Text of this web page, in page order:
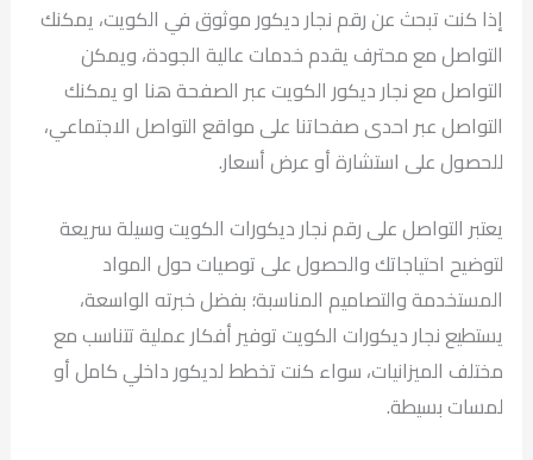
إذا كنت تبحث عن رقم نجار ديكور موثوق في الكويت، يمكنك
التواصل مع محترف يقدم خدمات عالية الجودة، ويمكن
التواصل مع نجار ديكور الكويت عبر الصفحة هنا او يمكنك
التواصل عبر احدى صفحاتنا على مواقع التواصل الاجتماعي،
للحصول على استشارة أو عرض أسعار.
يعتبر التواصل على رقم نجار ديكورات الكويت وسيلة سريعة
لتوضيح احتياجاتك والحصول على توصيات حول المواد
المستخدمة والتصاميم المناسبة؛ بفضل خبرته الواسعة،
يستطيع نجار ديكورات الكويت توفير أفكار عملية تتناسب مع
مختلف الميزانيات، سواء كنت تخطط لديكور داخلي كامل أو
لمسات بسيطة.